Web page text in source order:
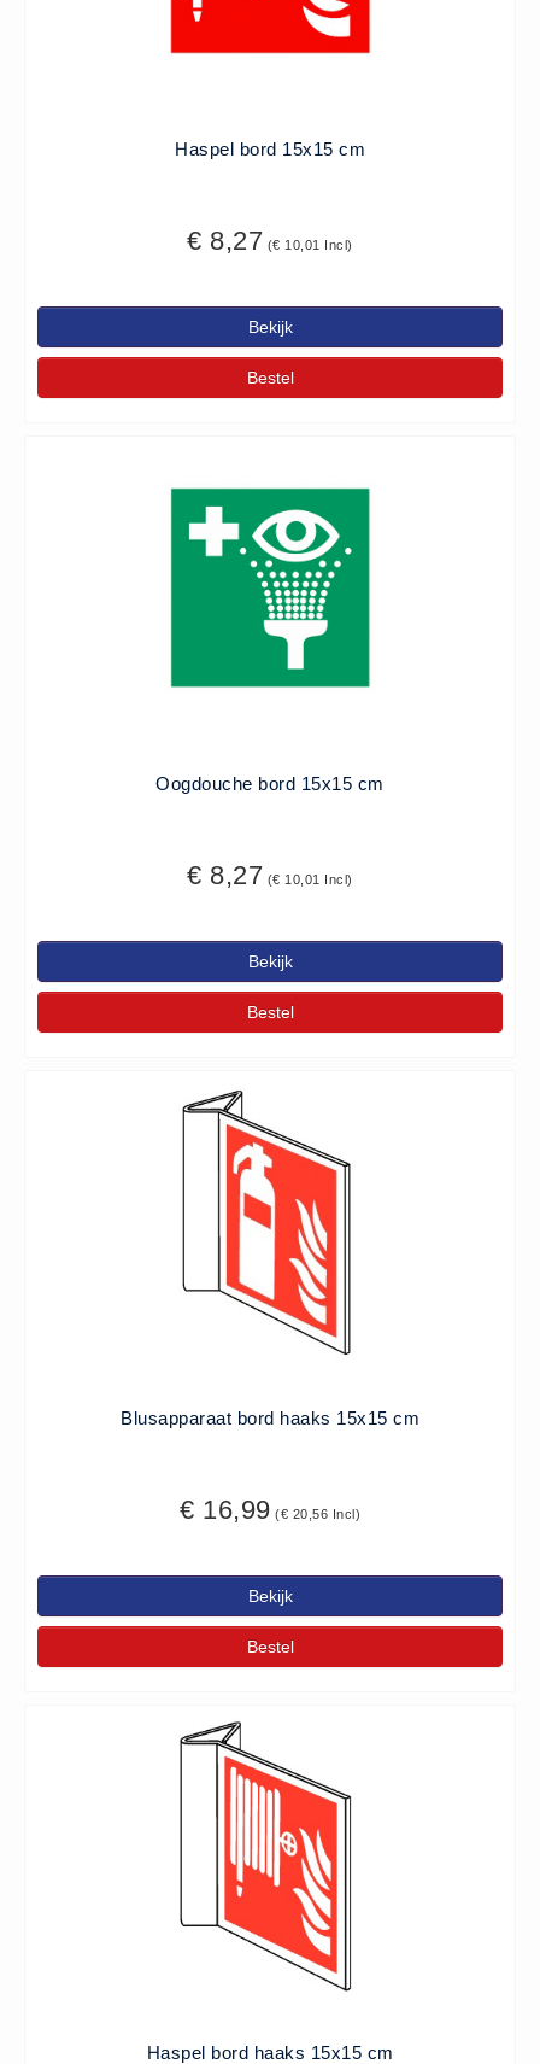
Haspel bord 15x15 cm
€ 8,27 (€ 10,01 Incl)
Bekijk
Bestel
Oogdouche bord 15x15 cm
€ 8,27 (€ 10,01 Incl)
Bekijk
Bestel
Blusapparaat bord haaks 15x15 cm
€ 16,99 (€ 20,56 Incl)
Bekijk
Bestel
Haspel bord haaks 15x15 cm